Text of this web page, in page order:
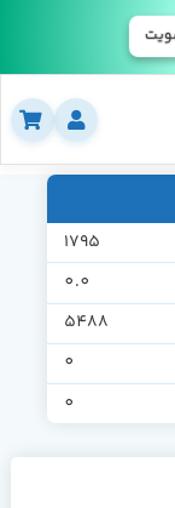
1795
0.0
5488
0
0